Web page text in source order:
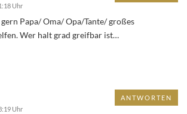
Uhr
Papa/ Oma/ Opa/Tante/ großes
Wer halt grad greifbar ist…
Uhr
ANTWORTEN